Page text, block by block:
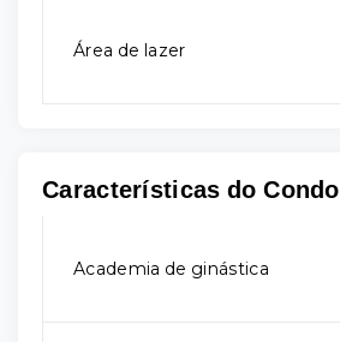
Área de lazer
Características do
Academia de ginástica